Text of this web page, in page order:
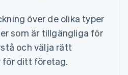
över de olika typer
som är tillgängliga för
och välja rätt
för ditt företag.